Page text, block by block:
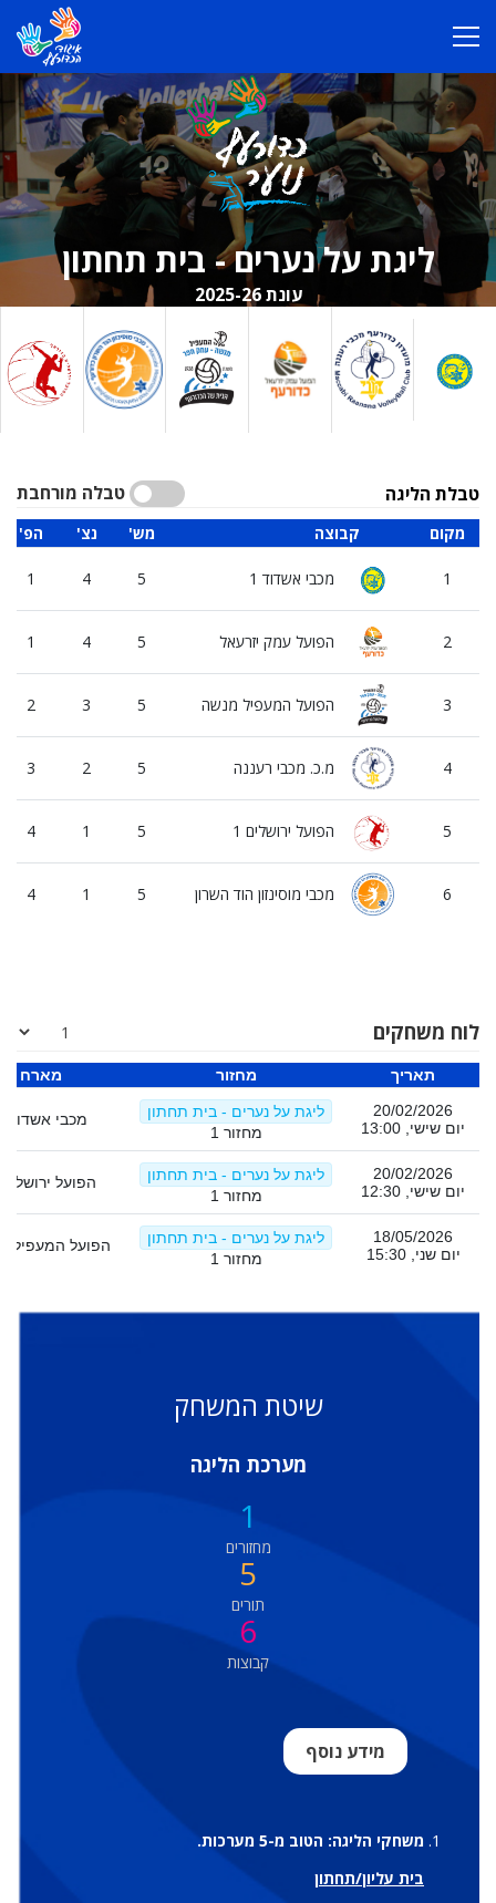
ליגת על נערים - בית תחתון
עונת 2025-26
טבלה מורחבת טבלת הליגה
'הפ 'נצ 'מש קבוצה מקום
1 4 5 מכבי אשדוד 1 1
1 4 5 הפועל עמק יזרעאל 2
2 3 5 הפועל המעפיל מנשה 3
3 2 5 מ.כ. מכבי רעננה 4
4 1 5 הפועל ירושלים 1 5
4 1 5 מכבי מוסינזון הוד השרון 6
לוח משחקים
מארח מחזור תאריך
מכבי אשדוד 1
ליגת על נערים - בית תחתון
מחזור 1
20/02/2026
יום שישי, 13:00
הפועל ירושלים
ליגת על נערים - בית תחתון
מחזור 1
20/02/2026
יום שישי, 12:30
הפועל המעפיל
ליגת על נערים - בית תחתון
מחזור 1
18/05/2026
יום שני, 15:30
שיטת המשחק
מערכת הליגה
1
מחזורים
5
תורים
6
קבוצות
מידע נוסף
משחקי הליגה: הטוב מ-5 מערכות.
בית עליון/תחתון